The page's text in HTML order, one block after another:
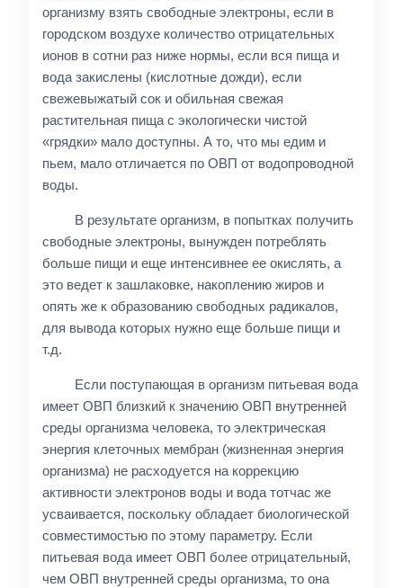
организму взять свободные электроны, если в
городском воздухе количество отрицательных
ионов в сотни раз ниже нормы, если вся пища и
вода закислены (кислотные дожди), если
свежевыжатый сок и обильная свежая
растительная пища с экологически чистой
«грядки» мало доступны. А то, что мы едим и
пьем, мало отличается по ОВП от водопроводной
воды.
В результате организм, в попытках получить
свободные электроны, вынужден потреблять
больше пищи и еще интенсивнее ее окислять, а
это ведет к зашлаковке, накоплению жиров и
опять же к образованию свободных радикалов,
для вывода которых нужно еще больше пищи и
т.д.
Если поступающая в организм питьевая вода
имеет ОВП близкий к значению ОВП внутренней
среды организма человека, то электрическая
энергия клеточных мембран (жизненная энергия
организма) не расходуется на коррекцию
активности электронов воды и вода тотчас же
усваивается, поскольку обладает биологической
совместимостью по этому параметру. Если
питьевая вода имеет ОВП более отрицательный,
чем ОВП внутренней среды организма, то она